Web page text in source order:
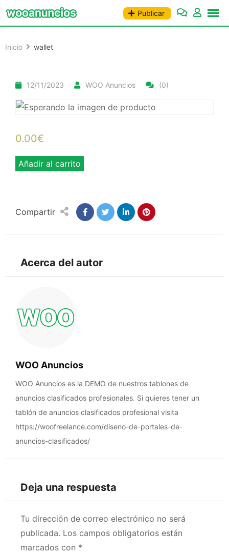
Saltar
Publicar
Inicio wallet
12/11/2023 WOO Anuncios (0)
0.00€
wallet
Añadir al carrito
Compartir
Acerca del autor
WOO Anuncios
WOO Anuncios es la DEMO de nuestros tablones de
anuncios clasificados profesionales. Si quieres tener un
tablón de anuncios clasificados profesional visita
https://woofreelance.com/diseno-de-portales-de-
anuncios-clasificados/
Deja una respuesta
Tu dirección de correo electrónico no será
publicada. Los campos obligatorios están
marcados con *